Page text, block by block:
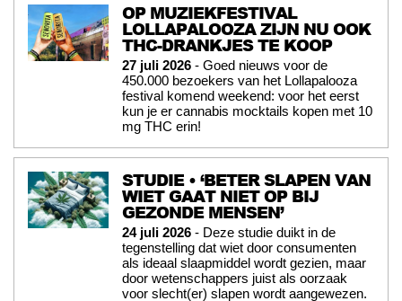
OP MUZIEKFESTIVAL
LOLLAPALOOZA ZIJN NU OOK
THC-DRANKJES TE KOOP
27 juli 2026 - Goed nieuws voor de
450.000 bezoekers van het Lollapalooza
festival komend weekend: voor het eerst
kun je er cannabis mocktails kopen met 10
mg THC erin!
STUDIE • ‘BETER SLAPEN VAN
WIET GAAT NIET OP BIJ
GEZONDE MENSEN’
24 juli 2026 - Deze studie duikt in de
tegenstelling dat wiet door consumenten
als ideaal slaapmiddel wordt gezien, maar
door wetenschappers juist als oorzaak
voor slecht(er) slapen wordt aangewezen.